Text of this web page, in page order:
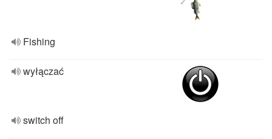
Fishing
wyłączać
switch off